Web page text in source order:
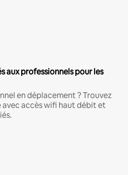
aux professionnels pour les
en déplacement ? Trouvez
avec accès wifi haut débit et